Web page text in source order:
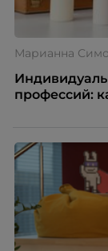
Марианна
профессий: